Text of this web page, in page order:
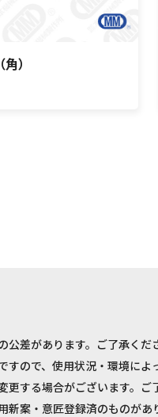
）
差があります。ご了承くだ
すので、使用状況・環境に
する場合がございます。ご
案・意匠登録済のものがあ